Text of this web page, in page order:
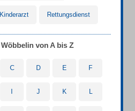
Kinderarzt Rettungsdienst
von A bis Z
C D E F
J K L